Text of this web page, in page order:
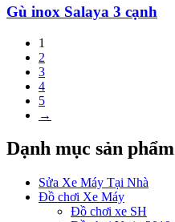
Gù inox Salaya 3 cạnh
1
2
3
4
5
→
Dạnh mục sản phẩm
Sửa Xe Máy Tại Nhà
Đồ chơi Xe Máy
Đồ chơi xe SH